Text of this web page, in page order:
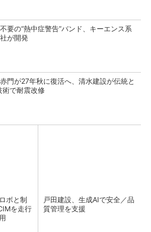
要の“熱中症警告”バンド、キーエンス系
が開発
門が27年秋に復活へ、清水建設が伝統と
術で耐震改修
ボと制
を走行
戸田建設、生成AIで安全／品
質管理を支援